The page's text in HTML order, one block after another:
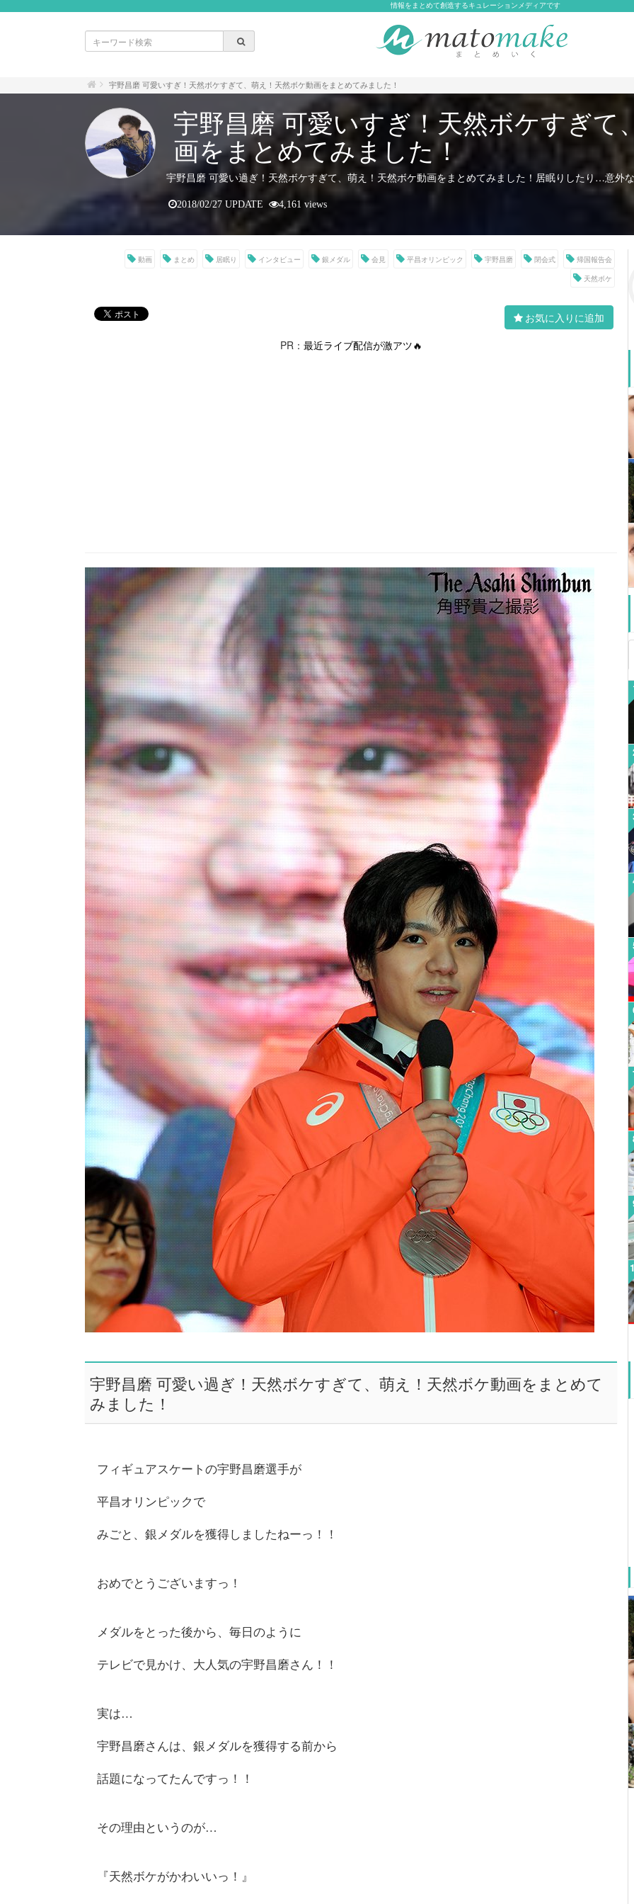
情報をまとめて創造するキュレーションメディアです
宇野昌磨 可愛いすぎ！天然ボケすぎて、萌え！天然ボケ動画をまとめてみました！
宇野昌磨 可愛いすぎ！天然ボケすぎて
画をまとめてみました！
宇野昌磨 可愛い過ぎ！天然ボケすぎて、萌え！天然ボケ動画をまとめてみました！居眠りしたり…意外
2018/02/27 UPDATE 4,161 views
動画 まとめ 居眠り インタビュー 銀メダル 会見 平昌オリンピック 宇野昌磨 閉会式
帰国報告会
天然ボケ
お気に入りに追加
PR： 最近ライブ配信が激アツ🔥
宇野昌磨 可愛い過ぎ！天然ボケすぎて、萌え！天然ボケ動画をまとめて
みました！
フィギュアスケートの宇野昌磨選手が
平昌オリンピックで
みごと、銀メダルを獲得しましたねーっ！！
おめでとうございますっ！
メダルをとった後から、毎日のように
テレビで見かけ、大人気の宇野昌磨さん！！
実は…
宇野昌磨さんは、銀メダルを獲得する前から
話題になってたんですっ！！
その理由というのが…
『天然ボケがかわいいっ！』